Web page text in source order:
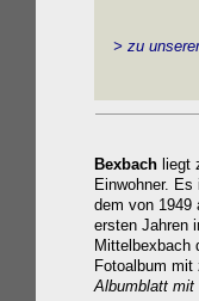
> zu
Bexbach liegt
Einwohner.
dem von 1949
ersten Jahren
Mittelbexbach
Fotoalbum
Albumblatt mit